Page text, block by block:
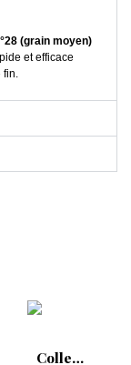
(grain moyen)
et efficace
fin.
Collection